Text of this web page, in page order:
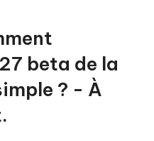
beta de la
? - À